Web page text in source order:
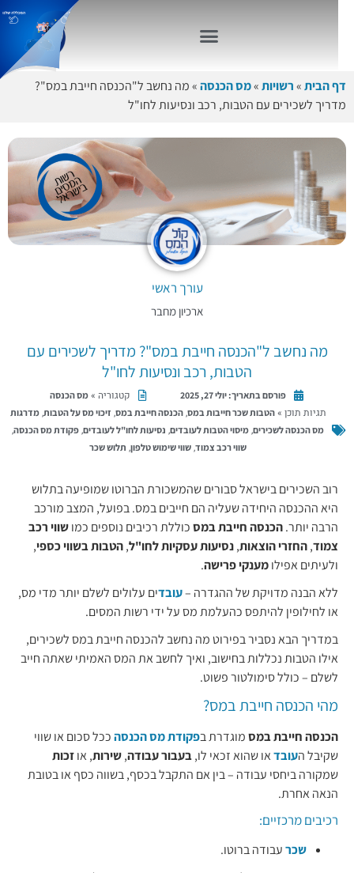
דף הבית»רשויות»מס הכנסה»מה נחשב ל"הכנסה חייבת במס"?
מדריך לשכירים עם הטבות, רכב ונסיעות לחו"ל
עורך ראשי
ארכיון מחבר
מה נחשב ל"הכנסה חייבת במס"? מדריך לשכירים עם
הטבות, רכב ונסיעות לחו"ל
פורסם בתאריך:יולי 27, 2025 קטגוריה » מס הכנסה
תגיות תוכן » הטבות שכר חייבות במס,הכנסה חייבת במס,זיכוי מס על הטבות,מדרגות
מס הכנסה לשכירים,מיסוי הטבות לעובדים,נסיעות לחו"ל לעובדים,פקודת מס הכנסה,
שווי רכב צמוד,שווי שימוש טלפון,תלוש שכר
רוב השכירים בישראל סבורים שהמשכורת הברוטו שמופיעה בתלוש
היא ההכנסה היחידה שעליה הם חייבים במס. בפועל, המצב מורכב
הרבה יותר.הכנסה חייבת במסכוללת רכיבים נוספים כמושווי רכב
צמוד,החזרי הוצאות,נסיעות עסקיות לחו"ל,הטבות בשווי כספי,
ולעיתים אפילומענקי פרישה.
ללא הבנה מדויקת של ההגדרה – עובדים עלולים לשלם יותר מדי מס,
או לחילופין להיתפס כהעלמת מס על ידי רשות המסים.
במדריך הבא נסביר בפירוט מה נחשב להכנסה חייבת במס לשכירים,
אילו הטבות נכללות בחישוב, ואיך לחשב את המס האמיתי שאתה חייב
לשלם – כולל סימולטור פשוט.
מהי הכנסה חייבת במס?
הכנסה חייבת במסמוגדרת בפקודת מס הכנסהככל סכום או שווי
שקיבל העובדאו שהוא זכאי לו,בעבור עבודה,שירות, אוזכות
שמקורה ביחסי עבודה – בין אם התקבל בכסף, בשווה כסף או בטובת
הנאה אחרת.
רכיבים מרכזיים:
שכרעבודה ברוטו.